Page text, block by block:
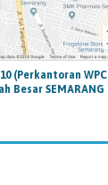
(Perkantoran WPC
Besar SEMARANG